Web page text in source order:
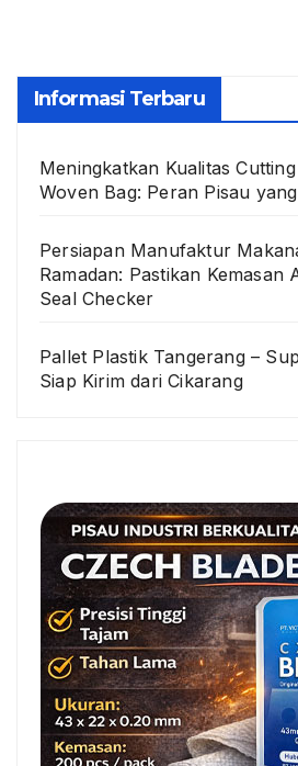
Informasi Terbaru
Meningkatkan Kualitas
Woven Bag: Peran Pisau
Persiapan Manufaktur
Ramadan: Pastikan Kemasan
Seal Checker
Pallet Plastik Tangerang –
Siap Kirim dari Cikarang